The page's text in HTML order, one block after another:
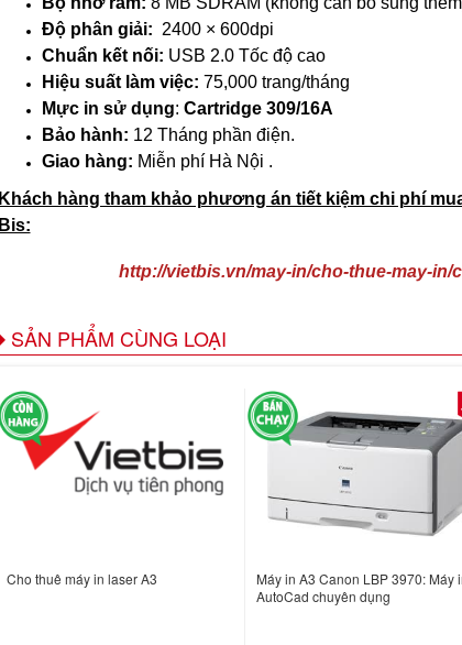
Độ phân giải: 2400 × 600dpi
Chuẩn kết nối: USB 2.0 Tốc độ cao
Hiệu suất làm việc: 75,000 trang/tháng
Mực in sử dụng: Cartridge 309/16A
Bảo hành: 12 Tháng phần điện.
Giao hàng: Miễn phí Hà Nội .
Khách hàng tham khảo phương án tiết kiệm chi phí
Bis:
http://vietbis.vn/may-in/cho-thue-may-in/
SẢN PHẨM CÙNG LOẠI
Cho thuê máy in laser A3
Máy in A3 Canon LBP 3970: Máy
AutoCad chuyên dụng